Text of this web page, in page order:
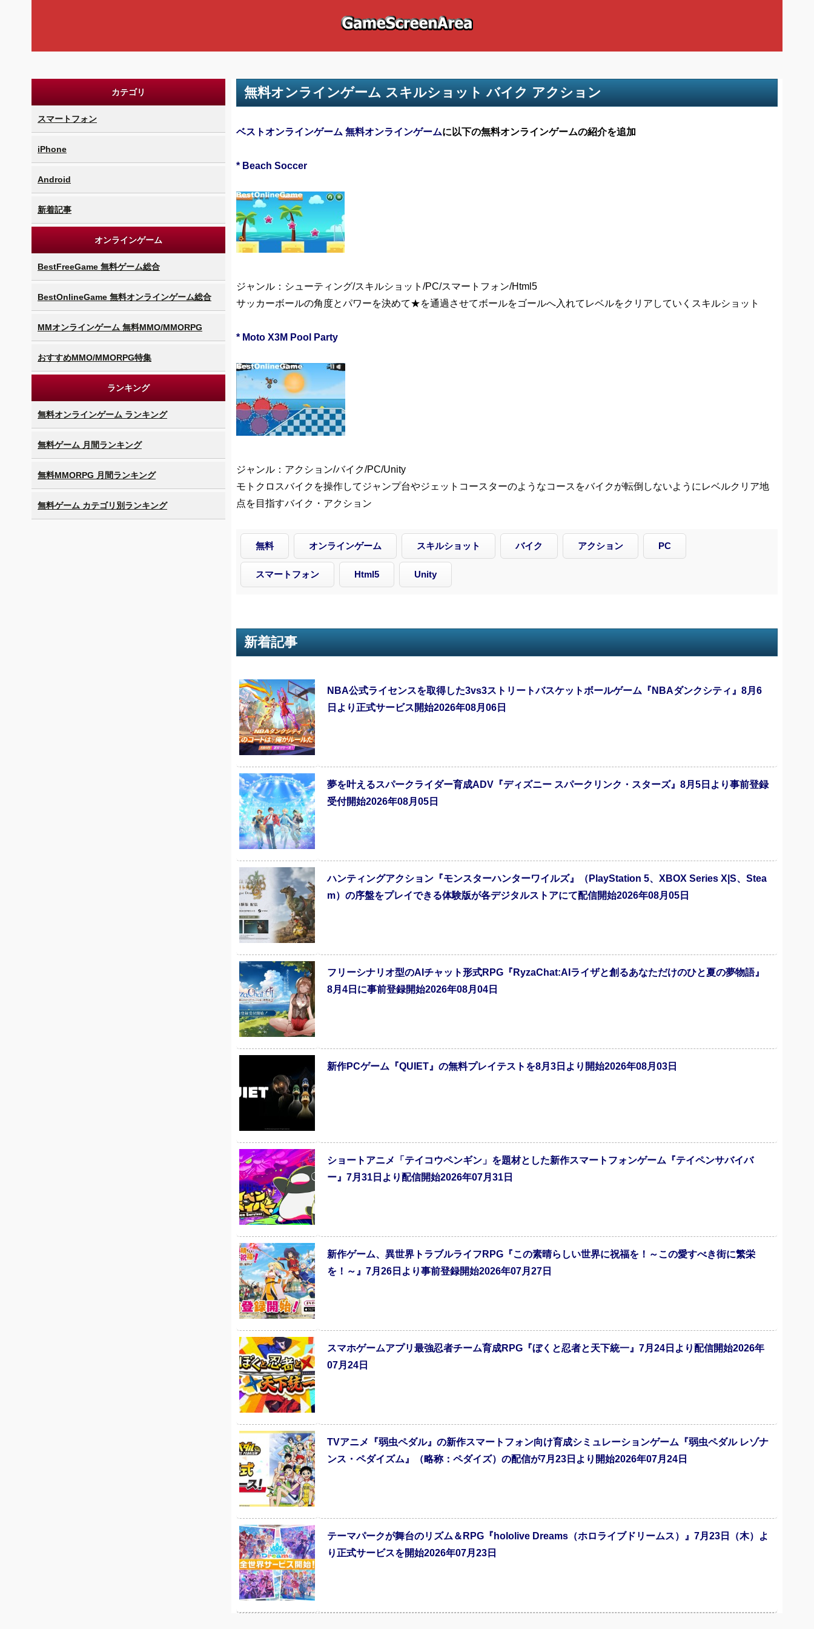
カテゴリ
スマートフォン
iPhone
Android
新着記事
オンラインゲーム
BestFreeGame 無料ゲーム総合
BestOnlineGame 無料オンラインゲーム総合
MMオンラインゲーム 無料MMO/MMORPG
おすすめMMO/MMORPG特集
ランキング
無料オンラインゲーム ランキング
無料ゲーム 月間ランキング
無料MMORPG 月間ランキング
無料ゲーム カテゴリ別ランキング
無料オンラインゲーム スキルショット バイク アクション
ベストオンラインゲーム 無料オンラインゲームに以下の無料オンラインゲームの紹介を追加
* Beach Soccer
ジャンル：シューティング/スキルショット/PC/スマートフォン/Html5
サッカーボールの角度とパワーを決めて★を通過させてボールをゴールへ入れてレベルをクリアしていくスキルショット
* Moto X3M Pool Party
ジャンル：アクション/バイク/PC/Unity
モトクロスバイクを操作してジャンプ台やジェットコースターのようなコースをバイクが転倒しないようにレベルクリア地
点を目指すバイク・アクション
無料 オンラインゲーム スキルショット バイク アクション PC
スマートフォン Html5 Unity
新着記事
NBA公式ライセンスを取得した3vs3ストリートバスケットボールゲーム『NBAダンクシティ』8月6
日より正式サービス開始2026年08月06日
夢を叶えるスパークライダー育成ADV『ディズニー スパークリンク・スターズ』8月5日より事前登録
受付開始2026年08月05日
ハンティングアクション『モンスターハンターワイルズ』（PlayStation 5、XBOX Series X|S、Stea
m）の序盤をプレイできる体験版が各デジタルストアにて配信開始2026年08月05日
フリーシナリオ型のAIチャット形式RPG『RyzaChat:AIライザと創るあなただけのひと夏の夢物語』
8月4日に事前登録開始2026年08月04日
新作PCゲーム『QUIET』の無料プレイテストを8月3日より開始2026年08月03日
ショートアニメ「テイコウペンギン」を題材とした新作スマートフォンゲーム『テイペンサバイバ
ー』7月31日より配信開始2026年07月31日
新作ゲーム、異世界トラブルライフRPG『この素晴らしい世界に祝福を！～この愛すべき街に繁栄
を！～』7月26日より事前登録開始2026年07月27日
スマホゲームアプリ最強忍者チーム育成RPG『ぼくと忍者と天下統一』7月24日より配信開始2026年
07月24日
TVアニメ『弱虫ペダル』の新作スマートフォン向け育成シミュレーションゲーム『弱虫ペダル レゾナ
ンス・ペダイズム』（略称：ペダイズ）の配信が7月23日より開始2026年07月24日
テーマパークが舞台のリズム＆RPG『hololive Dreams（ホロライブドリームス）』7月23日（木）よ
り正式サービスを開始2026年07月23日